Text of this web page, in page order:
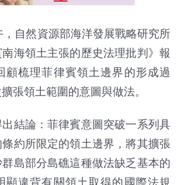
然資源部海洋發展戰略研究所
海領土主張的歷史法理批判》報
顧梳理菲律賓領土邊界的形成過
張領土範圍的意圖與做法。
論：菲律賓意圖突破一系列具
約所限定的領土邊界，將其擴張
島部分島礁這種做法缺乏基本的
顯違背有關領土取得的國際法規